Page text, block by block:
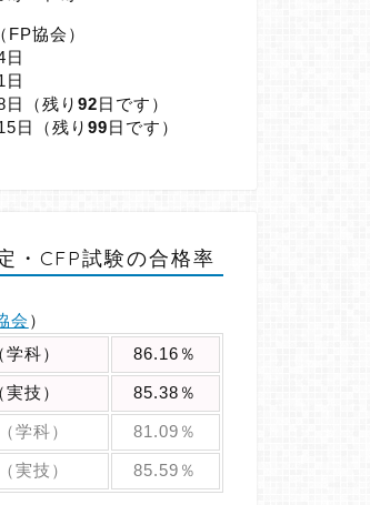
協会）
日
日
日（残り 92日です）
日（残り 99日です）
・CFP試験の合格率
会 ）
科）
86.16％
技） 85.38％
学科） 81.09％
実技） 85.59％